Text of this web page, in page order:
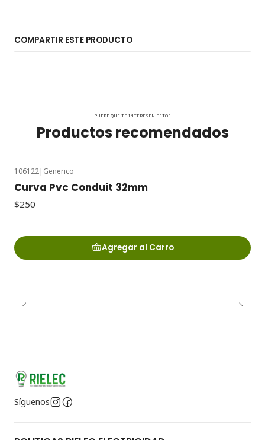
COMPARTIR ESTE PRODUCTO
PUEDE QUE TE INTERESEN ESTOS
Productos recomendados
106122| Generico
Curva Pvc Conduit 32mm
$250
Agregar al Carro
Síguenos